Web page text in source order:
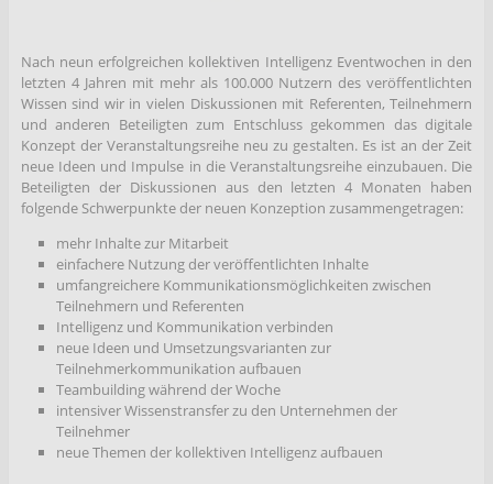
Nach neun erfolgreichen kollektiven Intelligenz Eventwochen in den
letzten 4 Jahren mit mehr als 100.000 Nutzern des veröffentlichten
Wissen sind wir in vielen Diskussionen mit Referenten, Teilnehmern
und anderen Beteiligten zum Entschluss gekommen das digitale
Konzept der Veranstaltungsreihe neu zu gestalten. Es ist an der Zeit
neue Ideen und Impulse in die Veranstaltungsreihe einzubauen. Die
Beteiligten der Diskussionen aus den letzten 4 Monaten haben
folgende Schwerpunkte der neuen Konzeption zusammengetragen:
mehr Inhalte zur Mitarbeit
einfachere Nutzung der veröffentlichten Inhalte
umfangreichere Kommunikationsmöglichkeiten zwischen
Teilnehmern und Referenten
Intelligenz und Kommunikation verbinden
neue Ideen und Umsetzungsvarianten zur
Teilnehmerkommunikation aufbauen
Teambuilding während der Woche
intensiver Wissenstransfer zu den Unternehmen der
Teilnehmer
neue Themen der kollektiven Intelligenz aufbauen